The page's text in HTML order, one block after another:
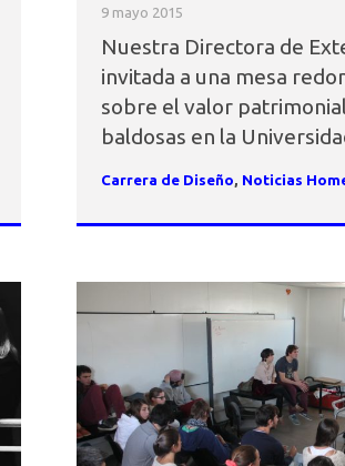
9 mayo 2015
Nuestra Directora de
invitada a una mesa
sobre el valor
baldosas en la
Carrera de Diseño, Noticias